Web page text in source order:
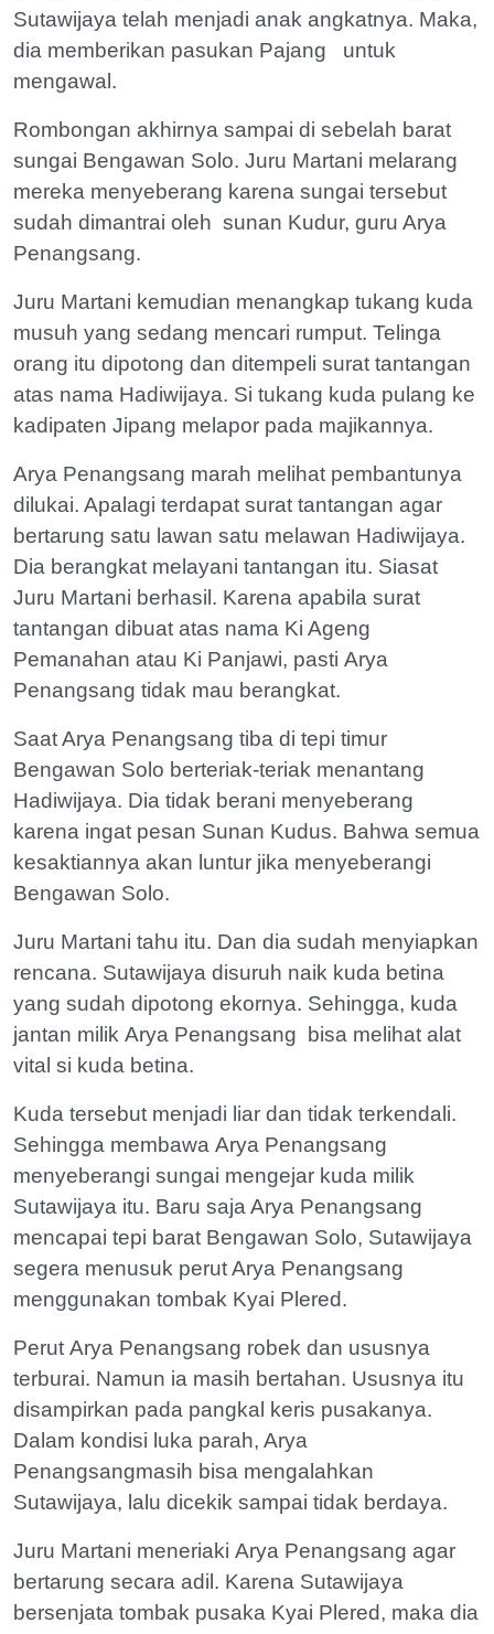
Sutawijaya telah menjadi anak angkatnya. Maka,
dia memberikan pasukan Pajang untuk
mengawal.
Rombongan akhirnya sampai di sebelah barat
sungai Bengawan Solo. Juru Martani melarang
mereka menyeberang karena sungai tersebut
sudah dimantrai oleh sunan Kudur, guru Arya
Penangsang.
Juru Martani kemudian menangkap tukang kuda
musuh yang sedang mencari rumput. Telinga
orang itu dipotong dan ditempeli surat tantangan
atas nama Hadiwijaya. Si tukang kuda pulang ke
kadipaten Jipang melapor pada majikannya.
Arya Penangsang marah melihat pembantunya
dilukai. Apalagi terdapat surat tantangan agar
bertarung satu lawan satu melawan Hadiwijaya.
Dia berangkat melayani tantangan itu. Siasat
Juru Martani berhasil. Karena apabila surat
tantangan dibuat atas nama Ki Ageng
Pemanahan atau Ki Panjawi, pasti Arya
Penangsang tidak mau berangkat.
Saat Arya Penangsang tiba di tepi timur
Bengawan Solo berteriak-teriak menantang
Hadiwijaya. Dia tidak berani menyeberang
karena ingat pesan Sunan Kudus. Bahwa semua
kesaktiannya akan luntur jika menyeberangi
Bengawan Solo.
Juru Martani tahu itu. Dan dia sudah menyiapkan
rencana. Sutawijaya disuruh naik kuda betina
yang sudah dipotong ekornya. Sehingga, kuda
jantan milik Arya Penangsang bisa melihat alat
vital si kuda betina.
Kuda tersebut menjadi liar dan tidak terkendali.
Sehingga membawa Arya Penangsang
menyeberangi sungai mengejar kuda milik
Sutawijaya itu. Baru saja Arya Penangsang
mencapai tepi barat Bengawan Solo, Sutawijaya
segera menusuk perut Arya Penangsang
menggunakan tombak Kyai Plered.
Perut Arya Penangsang robek dan ususnya
terburai. Namun ia masih bertahan. Ususnya itu
disampirkan pada pangkal keris pusakanya.
Dalam kondisi luka parah, Arya
Penangsangmasih bisa mengalahkan
Sutawijaya, lalu dicekik sampai tidak berdaya.
Juru Martani meneriaki Arya Penangsang agar
bertarung secara adil. Karena Sutawijaya
bersenjata tombak pusaka Kyai Plered, maka dia